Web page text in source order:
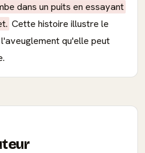
dans un puits en essayant
Cette histoire illustre le
qu'elle peut